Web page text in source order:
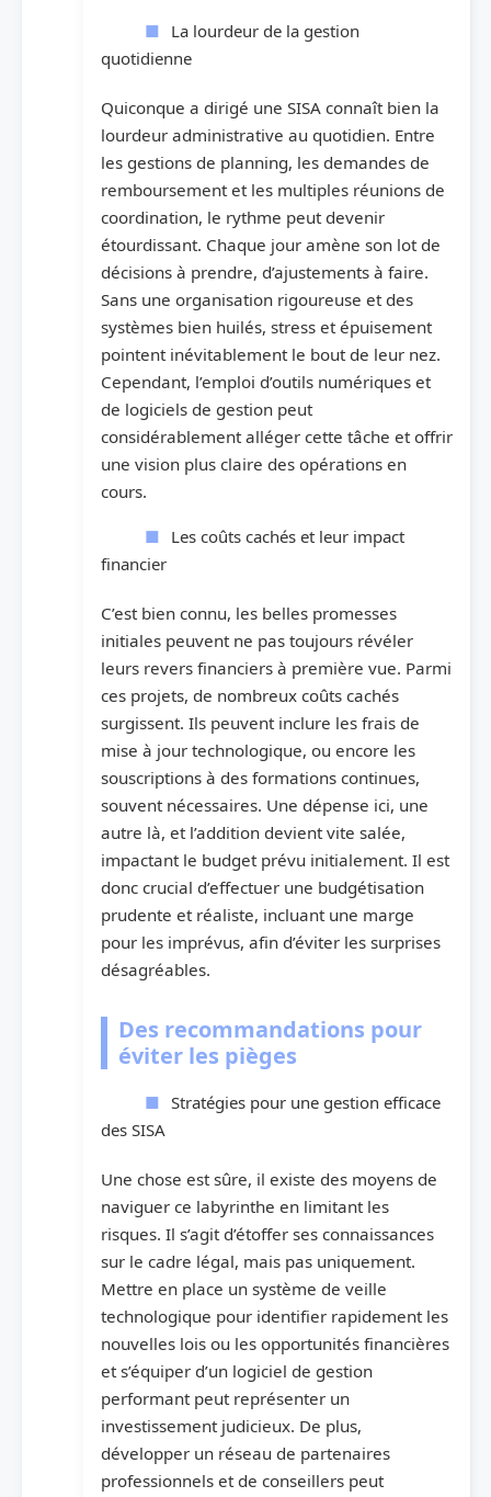
La lourdeur de la gestion
quotidienne
Quiconque a dirigé une SISA connaît bien la
lourdeur administrative au quotidien. Entre
les gestions de planning, les demandes de
remboursement et les multiples réunions de
coordination, le rythme peut devenir
étourdissant. Chaque jour amène son lot de
décisions à prendre, d’ajustements à faire.
Sans une organisation rigoureuse et des
systèmes bien huilés, stress et épuisement
pointent inévitablement le bout de leur nez.
Cependant, l’emploi d’outils numériques et
de logiciels de gestion peut
considérablement alléger cette tâche et offrir
une vision plus claire des opérations en
cours.
Les coûts cachés et leur impact
financier
C’est bien connu, les belles promesses
initiales peuvent ne pas toujours révéler
leurs revers financiers à première vue. Parmi
ces projets, de nombreux coûts cachés
surgissent. Ils peuvent inclure les frais de
mise à jour technologique, ou encore les
souscriptions à des formations continues,
souvent nécessaires. Une dépense ici, une
autre là, et l’addition devient vite salée,
impactant le budget prévu initialement. Il est
donc crucial d’effectuer une budgétisation
prudente et réaliste, incluant une marge
pour les imprévus, afin d’éviter les surprises
désagréables.
Des recommandations pour
éviter les pièges
Stratégies pour une gestion efficace
des SISA
Une chose est sûre, il existe des moyens de
naviguer ce labyrinthe en limitant les
risques. Il s’agit d’étoffer ses connaissances
sur le cadre légal, mais pas uniquement.
Mettre en place un système de veille
technologique pour identifier rapidement les
nouvelles lois ou les opportunités financières
et s’équiper d’un logiciel de gestion
performant peut représenter un
investissement judicieux. De plus,
développer un réseau de partenaires
professionnels et de conseillers peut